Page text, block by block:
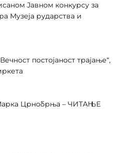
Јавном конкурсу за
Музеја рударства и
постојаност трајање“,
Црнобрња – ЧИТАЊЕ